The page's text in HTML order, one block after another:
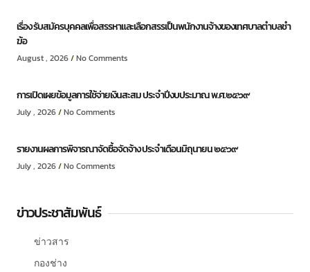
เรื่อง รับสมัครบุคคลเพื่อสรรหาและเลือกสรรเป็นพนักงานจ้างของเทศบาลตำบลชำ
ฆ้อ
August , 2026 No Comments
การเปิดเผยข้อมูลการใช้จ่ายเงินสะสม ประจำปีงบประมาณ พ.ศ.๒๕๖๙
July , 2026 No Comments
รายงานผลการพิจารณาจัดซื้อจัดจ้าง ประจำเดือนมิถุนายน ๒๕๖๙
July , 2026 No Comments
ข่าวประชาสัมพันธ์
ข่าวสาร
กองช่าง